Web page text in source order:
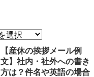
【産休の挨拶メール例
文】社内・社外への書き
方は？件名や英語の場合